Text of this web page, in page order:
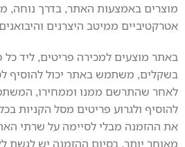
מוצרים באמצעות האתר, בדרך נוחה,
אטרקטיביים ממיטב היצרנים
באתר מוצעים למכירה פריטים, ליד כל
בשקלים, משתמש באתר יכול להוסיף
לאחר שהתרשם ממנו וממחירו,
להוסיף ולגרוע פריטים מסל הקניות
את ההזמנה מבלי לסיימה על שרתי
מאוחר יותר, בסיום ההזמנה יש לגשת